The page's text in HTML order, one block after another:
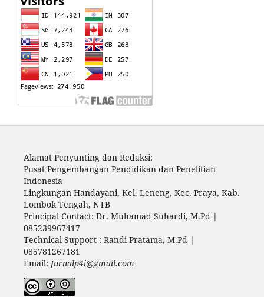
Alamat Penyunting dan Redaksi:
Pusat Pengembangan Pendidikan dan Penelitian
Indonesia
Lingkungan Handayani, Kel. Leneng, Kec. Praya, Kab.
Lombok Tengah, NTB
Principal Contact: Dr. Muhamad Suhardi, M.Pd |
085239967417
Technical Support : Randi Pratama, M.Pd |
085781267181
Email: Jurnalp4i@gmail.com